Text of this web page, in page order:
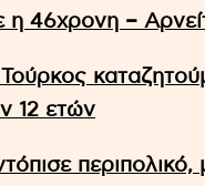
η 46χρονη –
12 ετών